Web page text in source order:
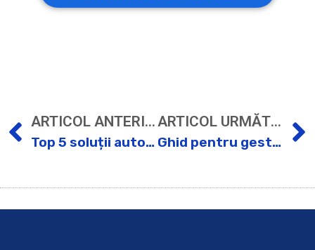
ARTICOL ANTERIOR
Top 5 soluții automatizare în digitalizare
ARTICOL URMĂTOR
Ghid pentru gestionarea stocurilor prin automatizare